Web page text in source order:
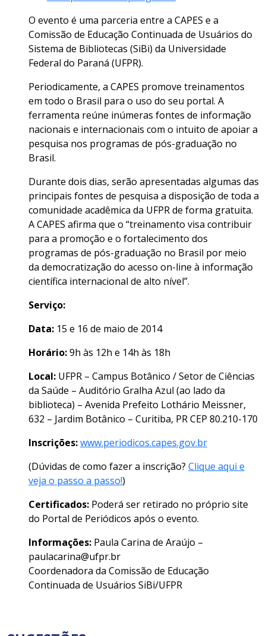
O evento é uma parceria entre a CAPES e a
Comissão de Educação Continuada de Usuários do
Sistema de Bibliotecas (SiBi) da Universidade
Federal do Paraná (UFPR).
Periodicamente, a CAPES promove treinamentos
em todo o Brasil para o uso do seu portal. A
ferramenta reúne inúmeras fontes de informação
nacionais e internacionais com o intuito de apoiar a
pesquisa nos programas de pós-graduação no
Brasil.
Durante dois dias, serão apresentadas algumas das
principais fontes de pesquisa a disposição de toda a
comunidade acadêmica da UFPR de forma gratuita.
A CAPES afirma que o “treinamento visa contribuir
para a promoção e o fortalecimento dos
programas de pós-graduação no Brasil por meio
da democratização do acesso on-line à informação
científica internacional de alto nível”.
Serviço:
Data: 15 e 16 de maio de 2014
Horário:9h às 12h e 14h às 18h
Local: UFPR – Campus Botânico / Setor de Ciências
da Saúde – Auditório Gralha Azul (ao lado da
biblioteca) – Avenida Prefeito Lothário Meissner,
632 – Jardim Botânico – Curitiba, PR CEP 80.210-170
Inscrições:www.periodicos.capes.gov.br
(Dúvidas de como fazer a inscrição? Clique aqui e
veja o passo a passo!)
Certificados: Poderá ser retirado no próprio site
do Portal de Periódicos após o evento.
Informações: Paula Carina de Araújo –
paulacarina@ufpr.br
Coordenadora da Comissão de Educação
Continuada de Usuários SiBi/UFPR